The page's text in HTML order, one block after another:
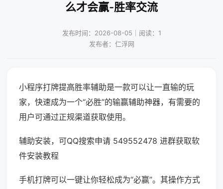
么才会赢-胜率交流
发布时间：2026-08-05｜阅读：1
发布者：仁浮网
小程序打牌提高胜率辅助是一款可以让一直输的玩
家，快速成为一个“必胜”的输赢辅助神器，有需要的
用户可通过正规渠道获取使用。
辅助安装，可QQ搜索申请 549552478 进群获取软
件安装教程
手机打牌可以一键让你轻松成为“必赢”。其操作方式